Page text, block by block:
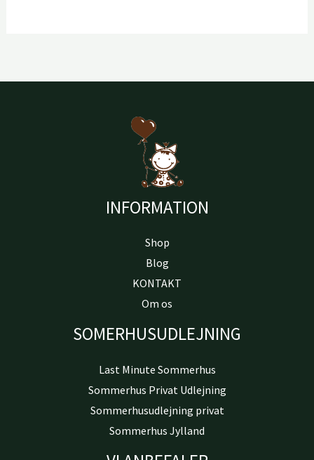
INFORMATION
Shop
Blog
KONTAKT
Om os
SOMERHUSUDLEJNING
Last Minute Sommerhus
Sommerhus Privat Udlejning
Sommerhusudlejning privat
Sommerhus Jylland